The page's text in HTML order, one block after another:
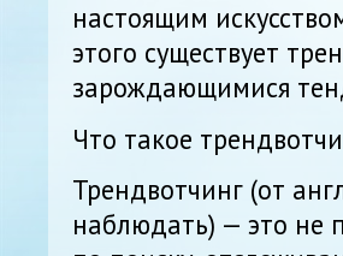
настоящим
этого существует
зарождающимися
Что такое
Трендвотчинг (от
наблюдать) — это не